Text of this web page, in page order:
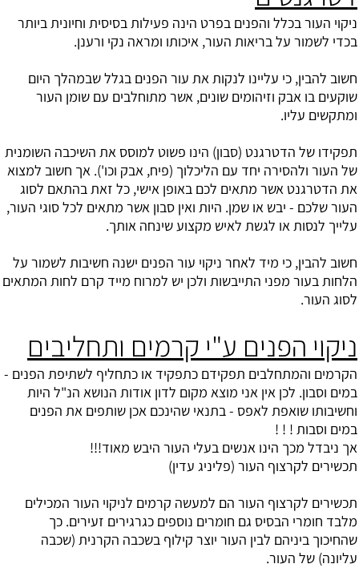
ניקוי העור בכלל והפנים בפרט הינה פעילות בסיסית וחיונית ביותר
בכדי לשמור על בריאות העור, איכותו ומראה נקי ורענן.
חשוב להבין, כי עליינו לנקות את עור הפנים בגלל שבמהלך היום
שוקעים בו אבק וזיהומים שונים, אשר מתוחלבים עם שומן העור
ומתקשים עליו.
תפקידו של הדטרגנט (סבון) הינו פשוט למוסס את השיכבה השומנית
של העור ולהסירה יחד עם הליכלוך (פיח, אבק וכו'). אך חשוב למצוא
את הדטרגנט אשר מתאים לכם באופן אישי, כל זאת בהתאם לסוג
העור שלכם - יבש או שמן. היות ואין סבון אשר מתאים לכל סוגי העור,
עלייך לנסות או לגשת לאיש מקצוע שינחה אותך.
חשוב להבין, כי מיד לאחר ניקוי עור הפנים ישנה חשיבות לשמור על
הלחות בעור מפני התייבשות ולכן יש למרוח מייד קרם לחות המתאים
לסוג העור.
ניקוי הפנים ע"י קרמים ותחליבים
הקרמים והמתחלבים תפקידם כתפקיד או כתחליף לשתיפת הפנים -
במים וסבון. לכן אין אני מוצא מקום לדון אודות הנושא הנ"ל היות
וחשיבותו שואפת לאפס - בתנאי שהינכם אכן שותפים את הפנים
במים וסבות ! ! !
אך ניבדל מכך הינו אנשים בעלי העור היבש מאוד!!!
תכשירים לקרצוף העור (פליניג עדין)
תכשירים לקרצוף העור הם למעשה קרמים לניקוי העור המכילים
מלבד חומרי הבסיס גם חומרים נוספים כגרגירים זעירים. כך
שהחיכוך ביניהם לבין העור יוצר קילוף בשכבה הקרנית (שכבה
עליונה) של העור.